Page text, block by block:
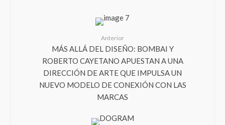
Anterior
MÁS ALLÁ DEL DISEÑO: BOMBAI Y
ROBERTO CAYETANO APUESTAN A UNA
DIRECCIÓN DE ARTE QUE IMPULSA UN
NUEVO MODELO DE CONEXIÓN CON LAS
MARCAS